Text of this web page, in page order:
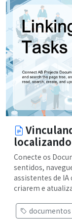
Conecte os
sentidos,
assistentes de IA
criarem e
documentos